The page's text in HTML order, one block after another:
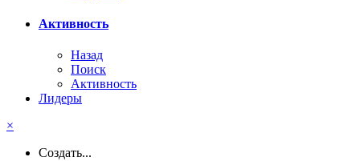
Активность
Назад
Поиск
Активность
Лидеры
×
Создать...